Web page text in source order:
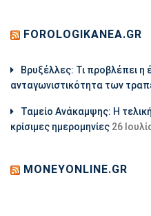
FOROLOGIKANEA.GR
Βρυξέλλες: Τι προβλέπει η
ανταγωνιστικότητα των
Ταμείο Ανάκαμψης: Η
κρίσιμες ημερομηνίες 26
MONEYONLINE.GR